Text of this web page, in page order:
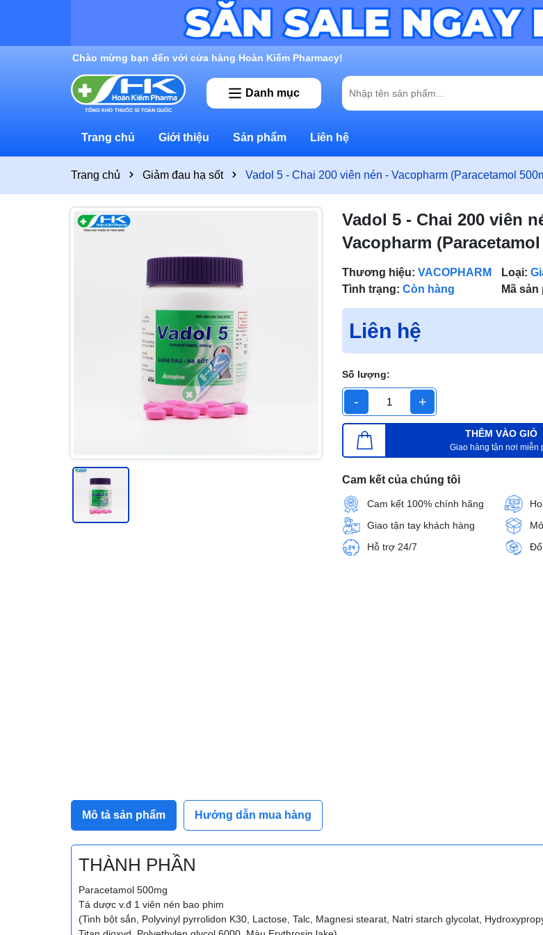
Rất nhiều ưu đãi và chương trình khuyến mãi đang chờ đợi bạn
Danh mục
Trang chủ Giới thiệu Sản phẩm Liên hệ
Trang chủ Giảm đau hạ sốt Vadol 5 - Chai 200 viên nén - Vacopharm (Paracetamol
Vadol 5 - Chai 200 viên
Vacopharm
Thương hiệu: VACOPHARM Loại:
Tình trạng: Còn hàng Mã sản
Liên hệ
Số lượng:
- +
THÊM VÀO GIỎ
Giao hàng tận nơi miễn
Cam kết của chúng tôi
Cam kết 100% chính hãng
Giao tận tay khách hàng
Hỗ trợ 24/7
Mô tả sản phẩm Hướng dẫn mua hàng
THÀNH PHẦN
Paracetamol 500mg
Tá dược v.đ 1 viên nén bao phim
(Tinh bột sắn, Polyvinyl pyrrolidon K30, Lactose, Talc, Magnesi stearat, Natri starch glycolat,